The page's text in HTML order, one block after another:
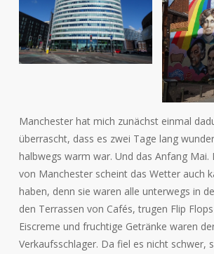
Manchester hat mich zunächst einmal
überrascht, dass es zwei Tage lang
halbwegs warm war. Und das Anfang Mai.
von Manchester scheint das Wetter auch
haben, denn sie waren alle unterwegs in
den Terrassen von Cafés, trugen Flip
Eiscreme und fruchtige Getränke waren
Verkaufsschlager. Da fiel es nicht schwer,